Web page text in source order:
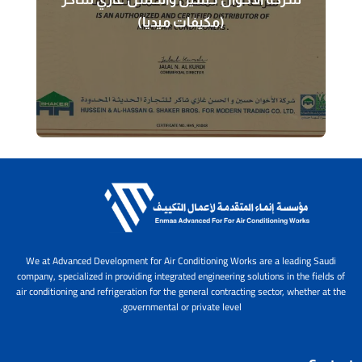
(مكيفات ميديا)​
الشركة الأساسية للإلكترونيات المحدودة
We at Advanced Development for Air Conditioning Works are a leading Saudi
company, specialized in providing integrated engineering solutions in the fields of
air conditioning and refrigeration for the general contracting sector, whether at the
governmental or private level.